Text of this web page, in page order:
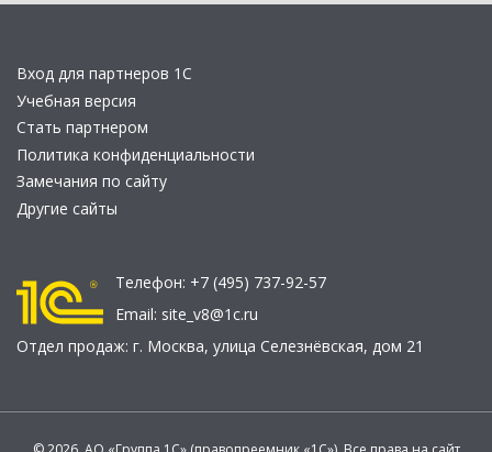
Вход для партнеров 1С
Учебная версия
Стать партнером
Политика конфиденциальности
Замечания по сайту
Другие сайты
Телефон: +7 (495) 737-92-57
Email: site_v8@1c.ru
Отдел продаж: г. Москва, улица Селезнёвская, дом 21